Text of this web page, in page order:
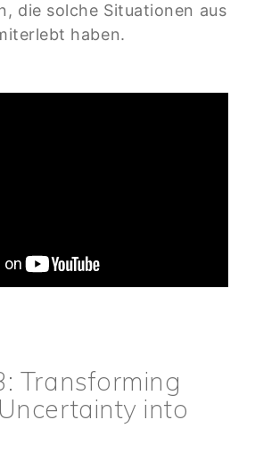
die solche Situationen aus
haben.
Transforming
into